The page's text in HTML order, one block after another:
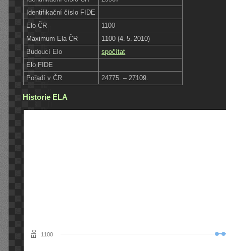
Identifikační číslo FIDE
Elo ČR
1100
Maximum Ela ČR
1100 (4. 5. 2010)
Budoucí Elo
spočítat
Elo FIDE
Pořadí v ČR
24775. – 27109.
Historie ELA
Elo 1100